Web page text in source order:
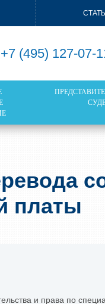
+7 (495) 127-07-
платы
и права по